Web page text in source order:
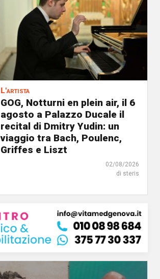
L'artista
GOG, Notturni en plein air, il 6
agosto a Palazzo Ducale il
recital di Dmitry Yudin: un
viaggio tra Bach, Poulenc,
Griffes e Liszt
02/08/2026
di steris